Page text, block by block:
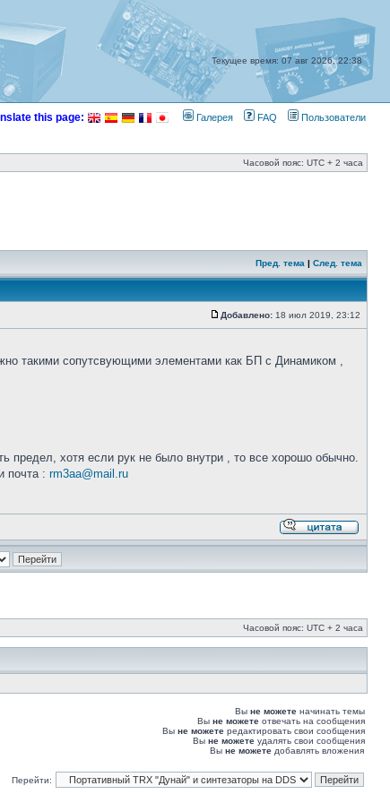
Текущее время: 07 авг 2026, 22:38
this page: Галерея FAQ Пользователи
Часовой пояс: UTC + 2 часа
Пред. тема | След. тема
Добавлено: 18 июл 2019, 23:12
такими сопутсвующими элементами как БП с Динамиком ,
предел, хотя если рук не было внутри , то все хорошо обычно.
почта : rm3aa@mail.ru
Часовой пояс: UTC + 2 часа
Вы не можете начинать темы
Вы не можете отвечать на сообщения
Вы не можете редактировать свои сообщения
Вы не можете удалять свои сообщения
Вы не можете добавлять вложения
Перейти: